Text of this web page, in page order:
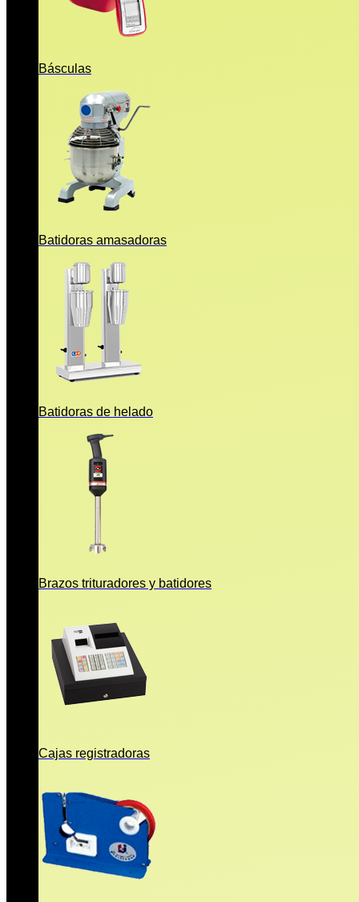
Básculas
Batidoras amasadoras
Batidoras de helado
Brazos trituradores y batidores
Cajas registradoras